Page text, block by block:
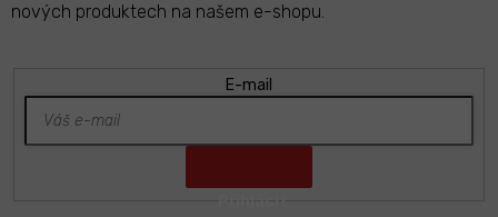
nových produktech na našem e-shopu.
E-mail